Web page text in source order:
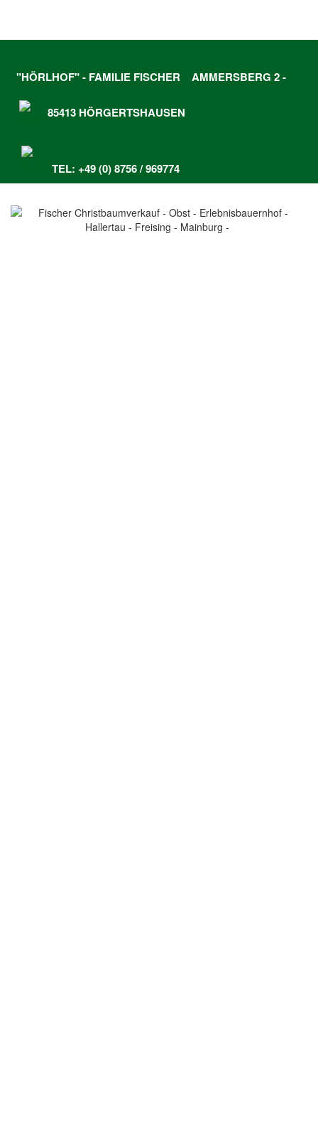
"HÖRLHOF" - FAMILIE FISCHER AMMERSBERG 2 -
85413 HÖRGERTSHAUSEN
TEL: +49 (0) 8756 / 969774